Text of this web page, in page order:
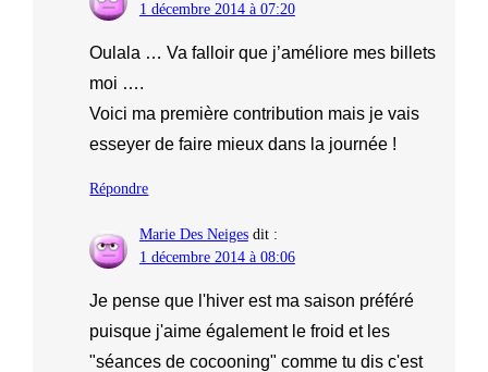
1 décembre 2014 à 07:20
Oulala … Va falloir que j’améliore mes billets
moi ….
Voici ma première contribution mais je vais
esseyer de faire mieux dans la journée !
Répondre
Marie Des Neiges dit :
1 décembre 2014 à 08:06
Je pense que l'hiver est ma saison préféré
puisque j'aime également le froid et les
"séances de cocooning" comme tu dis c'est